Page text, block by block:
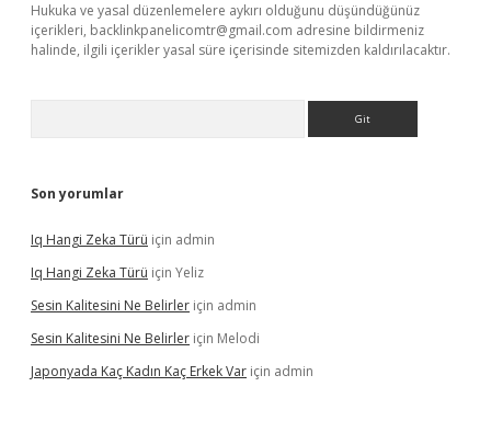
Hukuka ve yasal düzenlemelere aykırı olduğunu düşündüğünüz
içerikleri, backlinkpanelicomtr@gmail.com adresine bildirmeniz
halinde, ilgili içerikler yasal süre içerisinde sitemizden kaldırılacaktır.
Son yorumlar
Iq Hangi Zeka Türü için admin
Iq Hangi Zeka Türü için Yeliz
Sesin Kalitesini Ne Belirler için admin
Sesin Kalitesini Ne Belirler için Melodi
Japonyada Kaç Kadın Kaç Erkek Var için admin